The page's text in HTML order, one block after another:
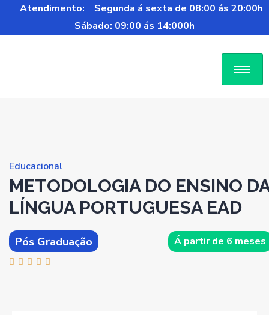
Atendimento:
Segunda á sexta de 08:00 ás 20:00h
Sábado: 09:00 ás 14:000h
Educacional
METODOLOGIA DO ENSINO
LÍNGUA PORTUGUESA EAD
Pós Graduação Á partir de 6 meses
    